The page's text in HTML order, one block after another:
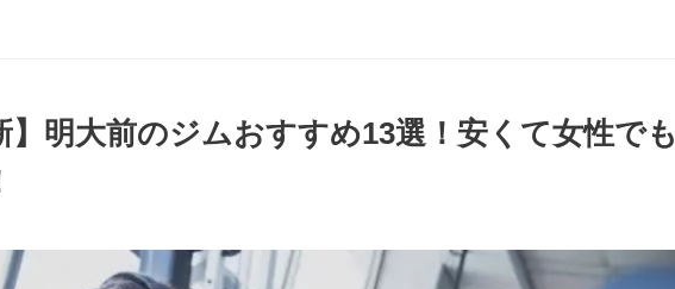
】明大前のジムおすすめ13選！安くて女性でも